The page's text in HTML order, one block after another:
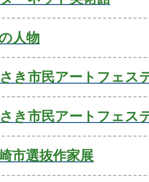
人物
き市民アートフェス
き市民アートフェス
市選抜作家展